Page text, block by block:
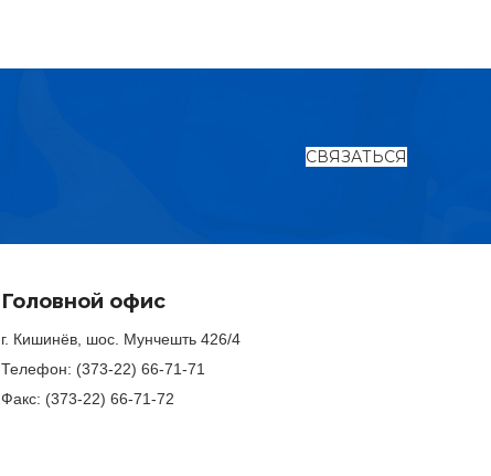
СВЯЗАТЬСЯ
Головной офис
г. Кишинёв, шос. Мунчешть 426/4
Телефон: (373-22) 66-71-71
Факс: (373-22) 66-71-72